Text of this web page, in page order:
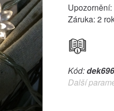
Záruka: 2
Kód:
Další